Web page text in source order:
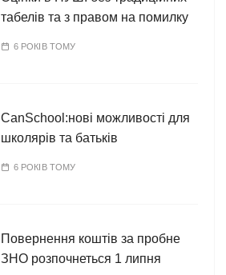
табелів та з правом на помилку
6 РОКІВ ТОМУ
CanSchool:нові можливості для
школярів та батьків
6 РОКІВ ТОМУ
Повернення коштів за пробне
ЗНО розпочнеться 1 липня